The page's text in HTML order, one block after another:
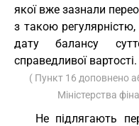
якої вже зазнали
з такою
дату балансу
справедливої вартості.
( Пункт 16 доповнено
Міністерства
Не підлягають